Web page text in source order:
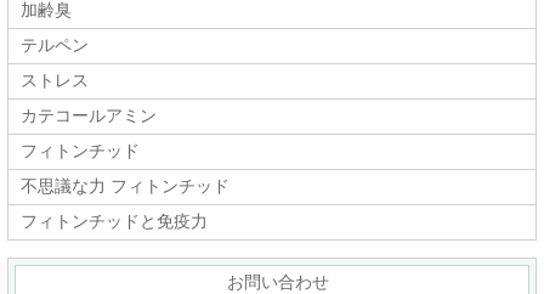
加齢臭
テルペン
ストレス
カテコールアミン
フィトンチッド
不思議な力 フィトンチッド
フィトンチッドと免疫力
お問い合わせ